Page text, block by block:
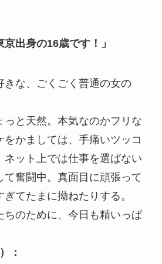
京出身の16歳です！」
きな、ごくごく普通の女の
っと天然。本気なのかフリな
かましては、手痛いツッコ
ネット上では仕事を選ばない
て奮闘中。真面目に頑張って
てたまに拗ねたりする。
ちのために、今日も精いっぱ
：